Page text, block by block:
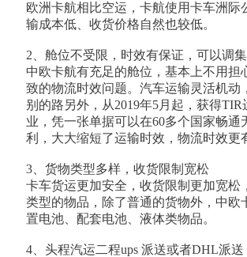
欧洲卡航相比空运，卡航使用卡车洲际
输成本低、收货价格自然也较低。
2、舱位不受限，时效有保证，可以调
中欧卡航有充足的舱位，基本上不用担
致的物流时效问题。汽车运输灵活机动
别的路另外，从2019年5月起，获得TIR
业，凭一张单据可以在60多个国家畅通
利，大大缩短了运输时效，物流时效更
3、货物类型多样，收货限制宽松
卡车货运更加安全，收货限制更加宽松
类型的物品，除了普通的货物外，中欧
置电池、配套电池、液体类物品。
4、头程汽运二程ups 派送或者DHL派